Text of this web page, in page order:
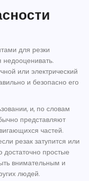
для резки
недооценивать.
или электрический
и безопасно его
и, по словам
представляют
частей.
резак затупится или
простые
внимательным и
людей.